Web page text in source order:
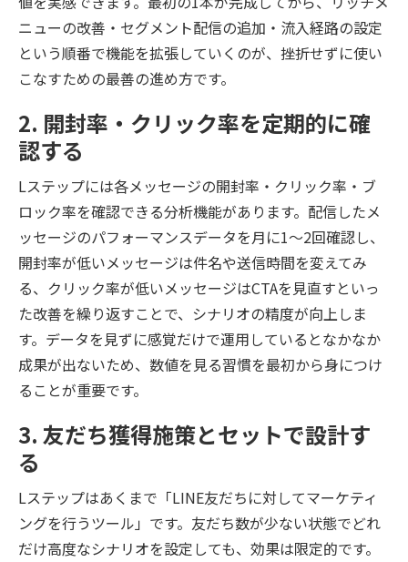
ニューの改善・セグメント配信の追加・流入経路の設定
という順番で機能を拡張していくのが、挫折せずに使い
こなすための最善の進め方です。
2. 開封率・クリック率を定期的に確
認する
Lステップには各メッセージの開封率・クリック率・ブ
ロック率を確認できる分析機能があります。配信したメ
ッセージのパフォーマンスデータを月に1〜2回確認し、
開封率が低いメッセージは件名や送信時間を変えてみ
る、クリック率が低いメッセージはCTAを見直すといっ
た改善を繰り返すことで、シナリオの精度が向上しま
す。データを見ずに感覚だけで運用しているとなかなか
成果が出ないため、数値を見る習慣を最初から身につけ
ることが重要です。
3. 友だち獲得施策とセットで設計す
る
Lステップはあくまで「LINE友だちに対してマーケティ
ングを行うツール」です。友だち数が少ない状態でどれ
だけ高度なシナリオを設定しても、効果は限定的です。